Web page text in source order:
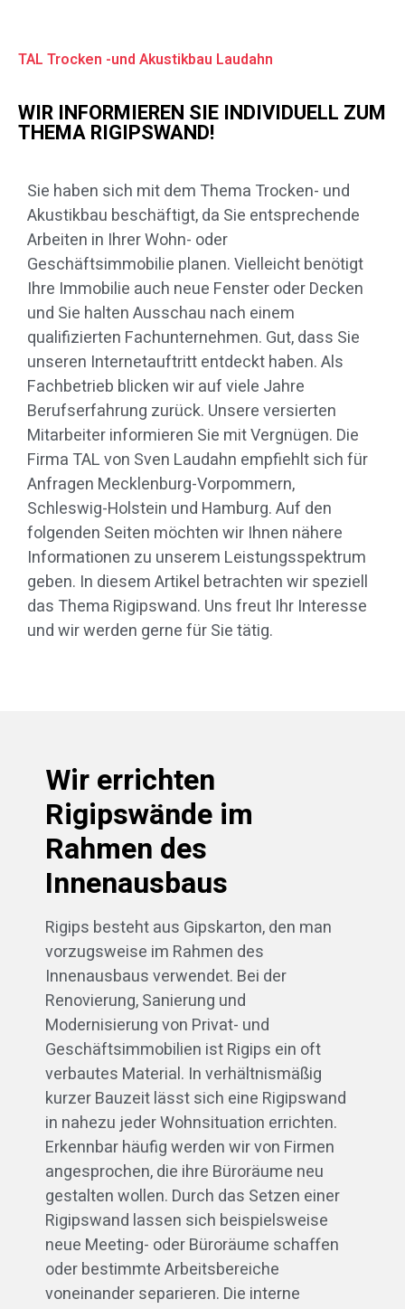
TAL Trocken -und Akustikbau Laudahn
WIR INFORMIEREN SIE INDIVIDUELL ZUM
THEMA RIGIPSWAND!
Sie haben sich mit dem Thema Trocken- und
Akustikbau beschäftigt, da Sie entsprechende
Arbeiten in Ihrer Wohn- oder
Geschäftsimmobilie planen. Vielleicht benötigt
Ihre Immobilie auch neue Fenster oder Decken
und Sie halten Ausschau nach einem
qualifizierten Fachunternehmen. Gut, dass Sie
unseren Internetauftritt entdeckt haben. Als
Fachbetrieb blicken wir auf viele Jahre
Berufserfahrung zurück. Unsere versierten
Mitarbeiter informieren Sie mit Vergnügen. Die
Firma TAL von Sven Laudahn empfiehlt sich für
Anfragen Mecklenburg-Vorpommern,
Schleswig-Holstein und Hamburg. Auf den
folgenden Seiten möchten wir Ihnen nähere
Informationen zu unserem Leistungsspektrum
geben. In diesem Artikel betrachten wir speziell
das Thema Rigipswand. Uns freut Ihr Interesse
und wir werden gerne für Sie tätig.
Wir errichten
Rigipswände im
Rahmen des
Innenausbaus
Rigips besteht aus Gipskarton, den man
vorzugsweise im Rahmen des
Innenausbaus verwendet. Bei der
Renovierung, Sanierung und
Modernisierung von Privat- und
Geschäftsimmobilien ist Rigips ein oft
verbautes Material. In verhältnismäßig
kurzer Bauzeit lässt sich eine Rigipswand
in nahezu jeder Wohnsituation errichten.
Erkennbar häufig werden wir von Firmen
angesprochen, die ihre Büroräume neu
gestalten wollen. Durch das Setzen einer
Rigipswand lassen sich beispielsweise
neue Meeting- oder Büroräume schaffen
oder bestimmte Arbeitsbereiche
voneinander separieren. Die interne